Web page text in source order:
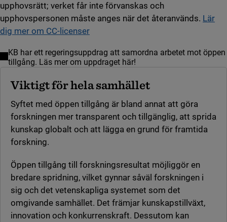
upphovsrätt; verket får inte förvanskas och
upphovspersonen måste anges när det återanvänds. Lär
dig mer om CC-licenser
KB har ett regeringsuppdrag att samordna arbetet mot öppen
tillgång. Läs mer om uppdraget här!
Viktigt för hela samhället
Syftet med öppen tillgång är bland annat att göra
forskningen mer transparent och tillgänglig, att sprida
kunskap globalt och att lägga en grund för framtida
forskning.
Öppen tillgång till forskningsresultat möjliggör en
bredare spridning, vilket gynnar såväl forskningen i
sig och det vetenskapliga systemet som det
omgivande samhället. Det främjar kunskapstillväxt,
innovation och konkurrenskraft. Dessutom kan